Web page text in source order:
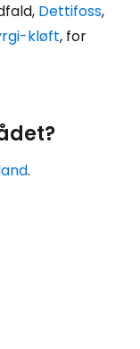
Dettifoss,
kløft, for
.